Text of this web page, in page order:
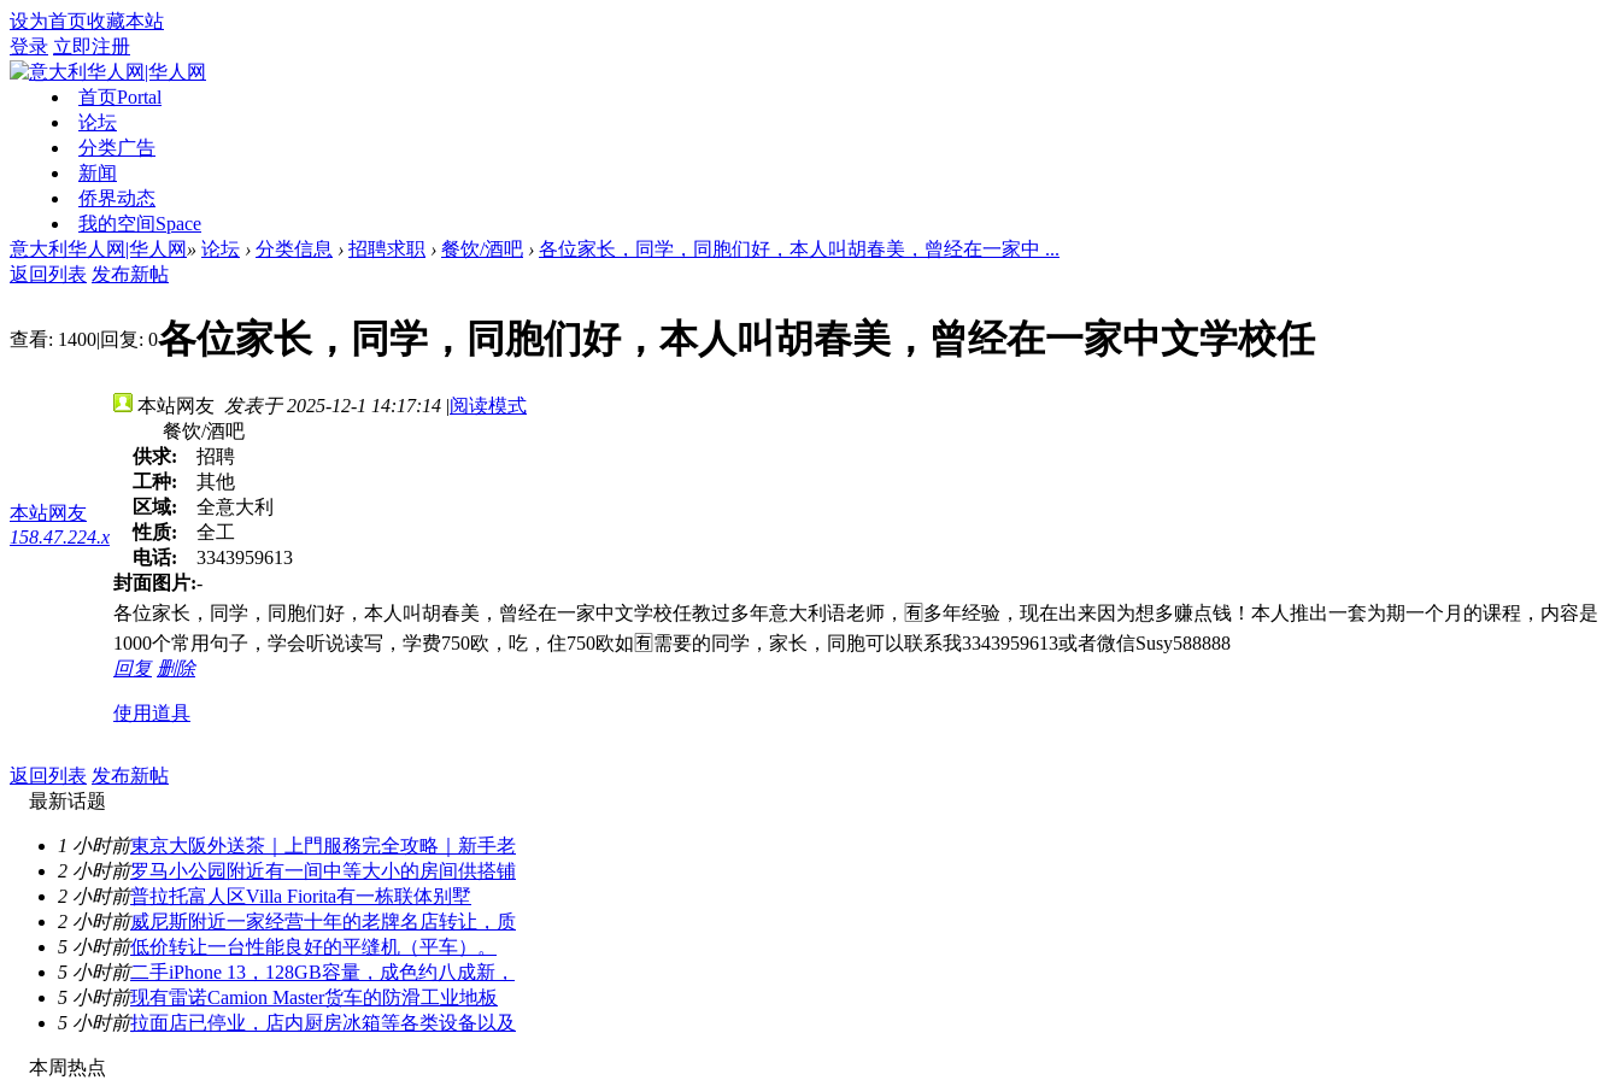
设为首页收藏本站
登录 立即注册
首页Portal
论坛
分类广告
新闻
侨界动态
我的空间Space
意大利华人网|华人网 » 论坛 › 分类信息 › 招聘求职 › 餐饮/酒吧 › 各位家长，同学，同胞们好，本人叫胡春美，曾经在一家中 ...
返回列表 发布新帖
查看: 1400|回复: 0各位家长，同学，同胞们好，本人叫胡春美，曾经在一家中文学校任
本站网友
158.47.224.x
本站网友 发表于 2025-12-1 14:17:14 |阅读模式
餐饮/酒吧
供求:
招聘
工种:
其他
区域:
全意大利
性质:
全工
电话:
3343959613
封面图片:-
各位家长，同学，同胞们好，本人叫胡春美，曾经在一家中文学校任教过多年意大利语老师，🈶多年经验，现在出来因为想多赚点钱！本人推出一套为期一个月的课程，内容是
1000个常用句子，学会听说读写，学费750欧，吃，住750欧如🈶需要的同学，家长，同胞可以联系我3343959613或者微信Susy588888
回复 删除
使用道具
返回列表 发布新帖
最新话题
1 小时前東京大阪外送茶｜上門服務完全攻略｜新手老
2 小时前罗马小公园附近有一间中等大小的房间供搭铺
2 小时前普拉托富人区Villa Fiorita有一栋联体别墅
2 小时前威尼斯附近一家经营十年的老牌名店转让，质
5 小时前低价转让一台性能良好的平缝机（平车）。
5 小时前二手iPhone 13，128GB容量，成色约八成新，
5 小时前现有雷诺Camion Master货车的防滑工业地板
5 小时前拉面店已停业，店内厨房冰箱等各类设备以及
本周热点